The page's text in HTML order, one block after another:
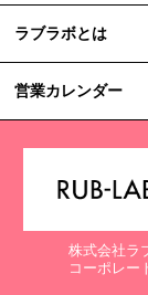
正等、利用停止等
当社は、ご本人
情報の利用目的
または第三者提
【個人情報保護
株式会社ラブ・
電話：087-847-
電子メール：
ラブラボとは
営業カレンダー
株式会社ラ
コーポレー